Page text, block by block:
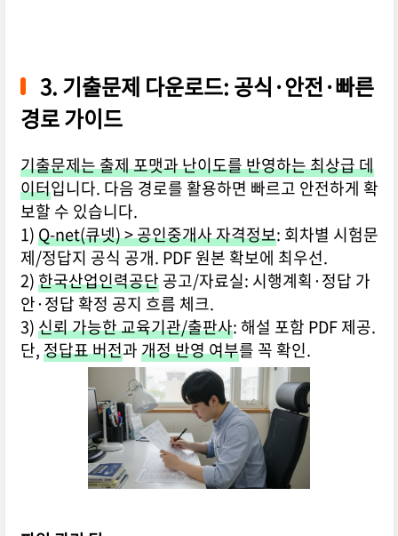
3. 기출문제 다운로드: 공식·안전·빠른
경로 가이드
기출문제는 출제 포맷과 난이도를 반영하는 최상급 데
이터입니다. 다음 경로를 활용하면 빠르고 안전하게 확
보할 수 있습니다.
1)Q-net(큐넷) > 공인중개사 자격정보: 회차별 시험문
제/정답지 공식 공개. PDF 원본 확보에 최우선.
2)한국산업인력공단공고/자료실: 시행계획·정답 가
안·정답 확정 공지 흐름 체크.
3)신뢰 가능한 교육기관/출판사: 해설 포함 PDF 제공.
단,정답표 버전과개정 반영 여부를 꼭 확인.